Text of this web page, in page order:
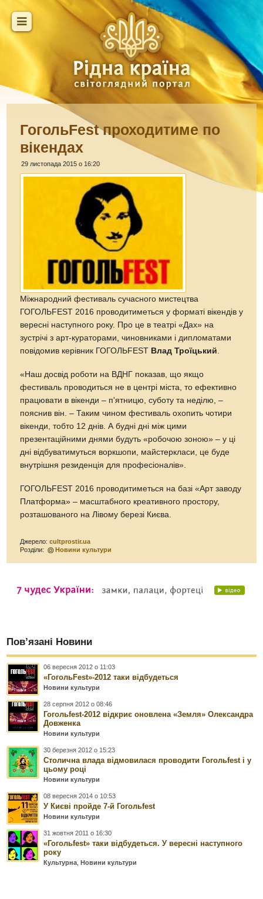
ГогольFest проходитиме по
вікендах
29 листопада 2015 о 16:20
Міжнародний фестиваль сучасного мистецтва
ГОГОЛЬFEST 2016 проводитиметься у форматі вікендів у
вересні наступного року. Про це в театрі «Дах» на
зустрічі з арт-кураторами, чиновниками і дипломатами
повідомив керівник ГОГОЛЬFEST Влад Троїцький
«Наш досвід роботи на ВДНГ показав, що якщо
фестиваль проводиться не в центрі міста, то ефективно
працювати в вікенди – п'ятницю, суботу та неділю, –
пояснив він. – Таким чином фестиваль охопить чотири
вікенди, тобто 12 днів. А будні дні між цими
презентаційними днями будуть «робочою зоною» – у ці
дні відбуватимуться воркшопи, майстеркласи, це буде
внутрішня резиденція для професіоналів».
ГОГОЛЬFEST 2016 проводитиметься на базі «Арт заводу
Платформа» – масштабного креативного простору,
розташованого на Лівому березі Києва.
Джерело:cultprostir.ua
Розділи:
Новини культури
Пов’язані Новини
06 вересня 2012 о 11:03
«ГогольFest»-2012 таки відбудеться
Новини культури
28 серпня 2012 о 08:46
Гогольfest-2012 відкриє оновлена ​​«Земля» Олександра
Довженка
Новини культури
30 березня 2012 о 15:23
Столична влада відмовилася проводити Гогольfest і у
цьому році
Новини культури
08 вересня 2014 о 10:53
У Києві пройде 7-й Гогольfest
Новини культури
31 жовтня 2011 о 16:30
«Гогольfest» таки відбудеться. У вересні наступного
року
Культурна ,Новини культури